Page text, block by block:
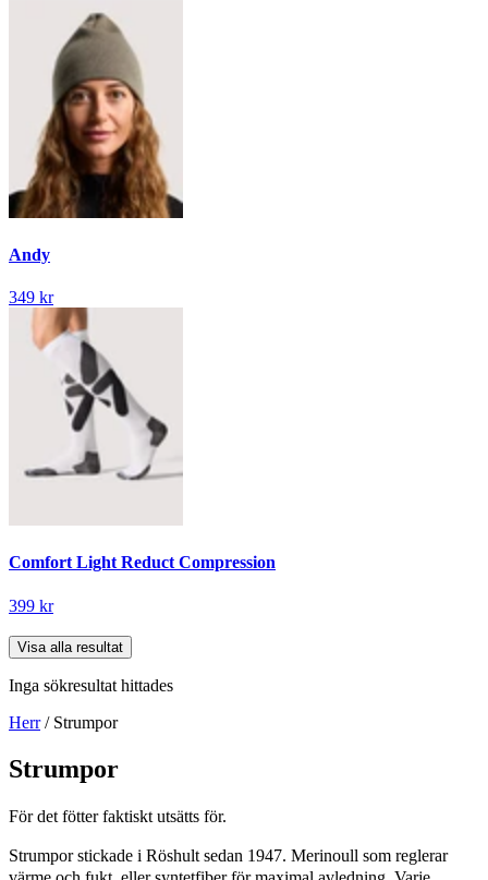
Andy
349 kr
Comfort Light Reduct Compression
399 kr
Visa alla resultat
Inga sökresultat hittades
Herr/ Strumpor
Strumpor
För det fötter faktiskt utsätts för.
Strumpor stickade i Röshult sedan 1947. Merinoull som reglerar